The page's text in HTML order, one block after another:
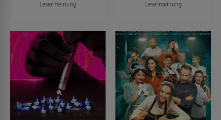
Lesermeinung Lesermeinung